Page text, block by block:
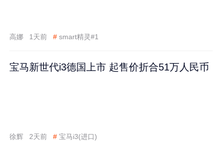
高娜 1天前 # smart精灵#1
宝马新世代i3德国上市 起售价折合51万人民币
徐辉 2天前 # 宝马i3(进口)